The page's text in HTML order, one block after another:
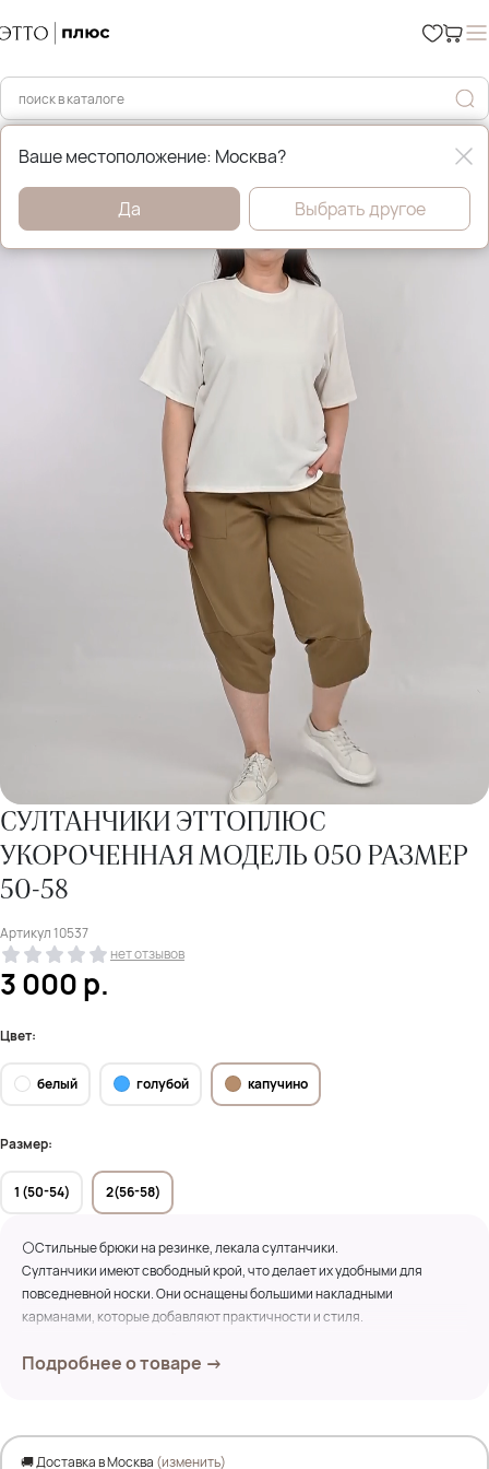
Главная Этто Плюс
СУЛТАНЧИКИ ЭТТОПЛЮС
УКОРОЧЕННАЯ МОДЕЛЬ 050 РАЗМЕР
50-58
Артикул10537
нет отзывов
3 000р.
Цвет:
белый голубой капучино
Размер:
1 (50-54) 2(56-58)
⚪Стильные брюки на резинке, лекала султанчики.
Султанчики имеют свободный крой, что делает их удобными для
повседневной носки. Они оснащены большими накладными
карманами, которые добавляют практичности и стиля.
султанчиков чуть ниже колена, что делает их универсальными для
теплой погоды.
⚪Такие султанчики отлично сочетаются с кедами, сандалиями или
Подробнее о товаре →
🚚 Доставка в Москва (изменить)
Ваше местоположение: Москва?
Да Выбрать другое